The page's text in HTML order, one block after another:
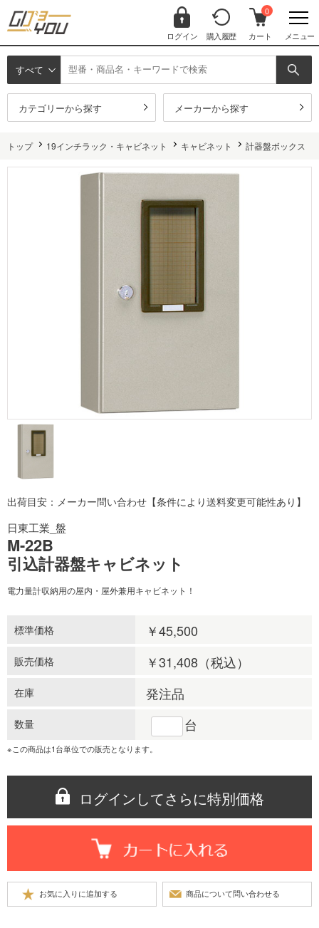
ログイン 購入履歴
0
カート メニュー
すべて
カテゴリーから探す メーカーから探す
トップ 19インチラック・キャビネット キャビネット 計器盤ボックス
出荷目安：メーカー問い合わせ【条件により送料変更可能性あり】
日東工業_盤
M-22B
引込計器盤キャビネット
電力量計収納用の屋内・屋外兼用キャビネット！
標準価格 ￥45,500
販売価格 ￥31,408（税込）
在庫 発注品
数量 台
※この商品は1台単位での販売となります。
ログインしてさらに特別価格